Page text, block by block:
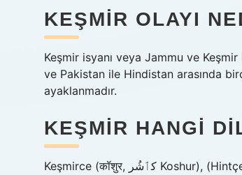
KEŞMIR OLAYI
Keşmir isyanı veya Jammu ve Keşmir
ve Pakistan ile Hindistan arasında
ayaklanmadır.
KEŞMIR HANGI
Keşmirce (कॉशुर, كٲشُر Koshur), (Hintçe: कश्मीरी, کشمیری) Hindistan ve Pakistan sınırındaki Keşmir bölgesinde